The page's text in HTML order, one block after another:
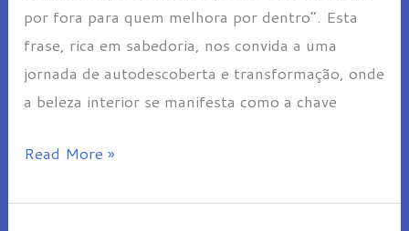
por fora para quem melhora por dentro”. Esta
frase, rica em sabedoria, nos convida a uma
jornada de autodescoberta e transformação, onde
a beleza interior se manifesta como a chave
Read More »